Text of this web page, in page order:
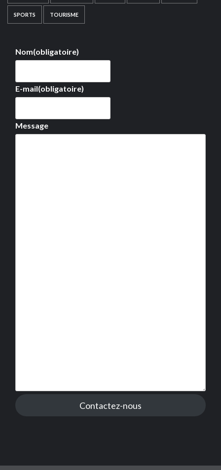
SPORTS TOURISME
Nom(obligatoire)
E-mail(obligatoire)
Message
Contactez-nous